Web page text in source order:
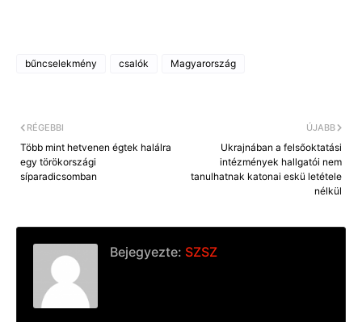
bűncselekmény csalók Magyarország
ÚJABB
Ukrajnában a felsőoktatási
intézmények hallgatói nem
tanulhatnak katonai eskü letétele
nélkül
RÉGEBBI
Több mint hetvenen égtek halálra
egy törökországi
síparadicsomban
Bejegyezte: SZSZ